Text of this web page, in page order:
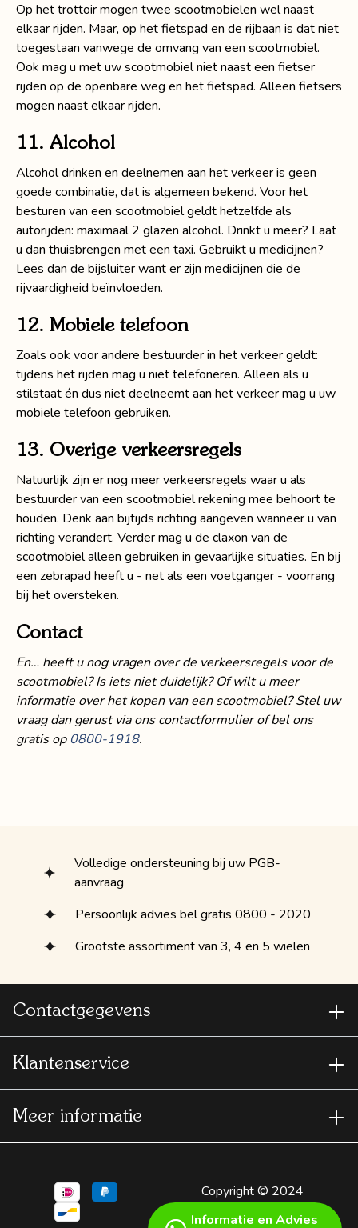
Op het trottoir mogen twee scootmobielen wel naast
elkaar rijden. Maar, op het fietspad en de rijbaan is dat niet
toegestaan vanwege de omvang van een scootmobiel.
Ook mag u met uw scootmobiel niet naast een fietser
rijden op de openbare weg en het fietspad. Alleen fietsers
mogen naast elkaar rijden.
11. Alcohol
Alcohol drinken en deelnemen aan het verkeer is geen
goede combinatie, dat is algemeen bekend. Voor het
besturen van een scootmobiel geldt hetzelfde als
autorijden: maximaal 2 glazen alcohol. Drinkt u meer? Laat
u dan thuisbrengen met een taxi. Gebruikt u medicijnen?
Lees dan de bijsluiter want er zijn medicijnen die de
rijvaardigheid beïnvloeden.
12. Mobiele telefoon
Zoals ook voor andere bestuurder in het verkeer geldt:
tijdens het rijden mag u niet telefoneren. Alleen als u
stilstaat én dus niet deelneemt aan het verkeer mag u uw
mobiele telefoon gebruiken.
13. Overige verkeersregels
Natuurlijk zijn er nog meer verkeersregels waar u als
bestuurder van een scootmobiel rekening mee behoort te
houden. Denk aan bijtijds richting aangeven wanneer u van
richting verandert. Verder mag u de claxon van de
scootmobiel alleen gebruiken in gevaarlijke situaties. En bij
een zebrapad heeft u - net als een voetganger - voorrang
bij het oversteken.
Contact
En… heeft u nog vragen over de verkeersregels voor de
scootmobiel? Is iets niet duidelijk? Of wilt u meer
informatie over het kopen van een scootmobiel? Stel uw
vraag dan gerust via ons contactformulier of bel ons
gratis op 0800-1918.
Volledige ondersteuning bij uw PGB-
aanvraag
Persoonlijk advies bel gratis 0800 - 2020
Grootste assortiment van 3, 4 en 5 wielen
Contactgegevens
Klantenservice
Meer informatie
Copyright © 2024
Scootmobielspecialist
Informatie en Advies